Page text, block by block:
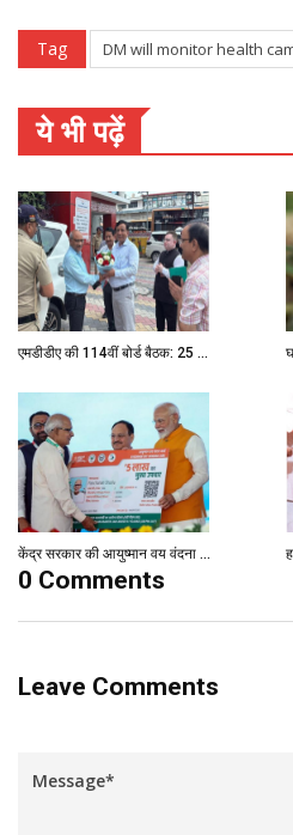
Tag DM will monitor health
ये भी पढ़ें
एमडीडीए की 114वीं बोर्ड बैठक: 25 ...
केंद्र सरकार की आयुष्मान वय वंदना ...
0 Comments
Leave Comments